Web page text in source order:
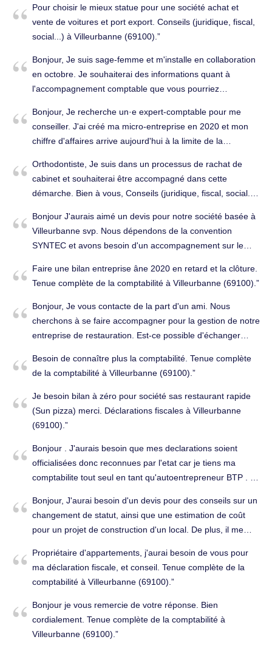
de m'accueillir afin de poursuivre ma formation et
développer mes compétences professionnelles. Titulaire
d'un BTS Comptabilité et Gestion, j'ai acquis une première
expérience d'un an au sein d'ENGIE. Cette expérience m'a
permis de renforcer mes connaissances comptables, ma
rigueur, mon sens de l'organisation ainsi que ma capacité
Souhaitant approfondir mes compétences techniques et
élargir mes connaissances dans les domaines de la
comptabilité, de la fiscalité et de la gestion, j'ai choisi de
poursuivre mes études en Bachelor Gestion et Finance.
Intégrer un cabinet d'expertise comptable représente pour
moi une opportunité idéale d'apprendre au contact de
des missions liées à l'accompagnement des entreprises.
Mon rythme d'alternance est de trois jours en entreprise et
deux jours à l'école, ce qui me permettra de m'investir
en poursuivant ma formation. Sérieuse, motivée et
désireuse d'évoluer dans le domaine de la comptabilité, je
serais heureuse de pouvoir vous rencontrer afin
d'échanger sur ma candidature et sur l'intérêt que je
pourrais représenter pour votre cabinet. Dans l'attente de
l'expression de mes salutations distinguées. Grisilda
VULAJ 06 09 58 30 80. Expert comptable à Villeurbanne
(69100).
Pour choisir le mieux statue pour une société achat et
vente de voitures et port export. Conseils (juridique, fiscal,
social...) à Villeurbanne (69100).
Bonjour, Je suis sage-femme et m'installe en collaboration
en octobre. Je souhaiterai des informations quant à
l'accompagnement comptable que vous pourriez
comptabilité à Villeurbanne (69100).
Bonjour, Je recherche un·e expert-comptable pour me
conseiller. J'ai créé ma micro-entreprise en 2020 et mon
chiffre d'affaires arrive aujourd'hui à la limite de la
comptable pour savoir comment gérer au mieux ce
passage à la TVA en sachant que je travaille
essentiellement avec des particuliers et ai peu de frais
matériel et que la TVA est donc pour moi un gros
changement. J'aimerais comprendre comment optimiser la
comptabilité de mon statut. Seriez-vous disponible pour me
Camille Pascal. Conseils (juridique, fiscal, social...) à
Villeurbanne (69100).
Orthodontiste, Je suis dans un processus de rachat de
cabinet et souhaiterai être accompagné dans cette
démarche. Bien à vous, Conseils (juridique, fiscal, social...)
Bonjour J'aurais aimé un devis pour notre société basée à
Villeurbanne svp. Nous dépendons de la convention
SYNTEC et avons besoin d'un accompagnement sur le
comptabilité à Villeurbanne (69100).
Faire une bilan entreprise âne 2020 en retard et la clôture.
Tenue complète de la comptabilité à Villeurbanne (69100).
Bonjour, Je vous contacte de la part d'un ami. Nous
cherchons à se faire accompagner pour la gestion de notre
entreprise de restauration. Est-ce possible d'échanger
prochainement? Belle journée à vous, Cordialement.
Tenue complète de la comptabilité à Villeurbanne (69100).
Besoin de connaître plus la comptabilité. Tenue complète
de la comptabilité à Villeurbanne (69100).
Je besoin bilan à zéro pour société sas restaurant rapide
(Sun pizza) merci. Déclarations fiscales à Villeurbanne
(69100).
Bonjour . J'aurais besoin que mes declarations soient
officialisées donc reconnues par l'etat car je tiens ma
comptabilite tout seul en tant qu'autoentrepreneur BTP . Il
dernieres années de travail à mon banquier afin de
beneficier d'un pret immo . Est ce possible ? D'avance
merci et bonne journée . Établissement des comptes
annuels à Villeurbanne (69100).
Bonjour, J'aurai besoin d'un devis pour des conseils sur un
changement de statut, ainsi que une estimation de coût
pour un projet de construction d'un local. De plus, il me
comptable complet pour l'année. Conseils (juridique, fiscal,
social...) à Villeurbanne (69100).
Propriétaire d'appartements, j'aurai besoin de vous pour
ma déclaration fiscale, et conseil. Tenue complète de la
comptabilité à Villeurbanne (69100).
Bonjour je vous remercie de votre réponse. Bien
cordialement. Tenue complète de la comptabilité à
Villeurbanne (69100).